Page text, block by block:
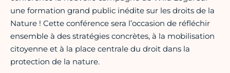
une formation grand public inédite sur les droits de la
Nature ! Cette conférence sera l’occasion de réfléchir
ensemble à des stratégies concrètes, à la mobilisation
citoyenne et à la place centrale du droit dans la
protection de la nature.